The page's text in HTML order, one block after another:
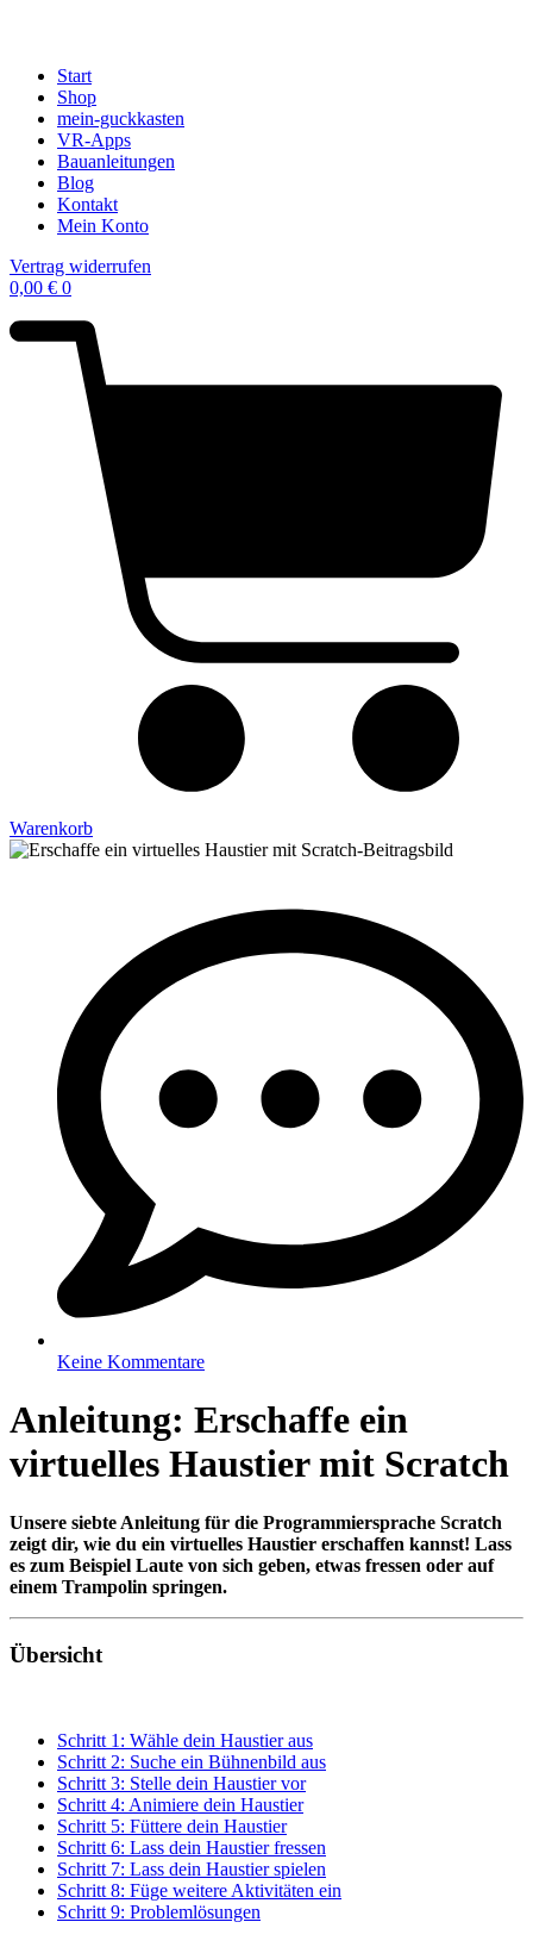
Start
Shop
mein-guckkasten
VR-Apps
Bauanleitungen
Blog
Kontakt
Mein Konto
Vertrag widerrufen
0,00 € 0
Warenkorb
Keine Kommentare
Anleitung: Erschaffe ein
virtuelles Haustier mit Scratch
Unsere siebte Anleitung für die Programmiersprache Scratch
zeigt dir, wie du ein virtuelles Haustier erschaffen kannst! Lass
es zum Beispiel Laute von sich geben, etwas fressen oder auf
einem Trampolin springen.
Übersicht
Schritt 1: Wähle dein Haustier aus
Schritt 2: Suche ein Bühnenbild aus
Schritt 3: Stelle dein Haustier vor
Schritt 4: Animiere dein Haustier
Schritt 5: Füttere dein Haustier
Schritt 6: Lass dein Haustier fressen
Schritt 7: Lass dein Haustier spielen
Schritt 8: Füge weitere Aktivitäten ein
Schritt 9: Problemlösungen